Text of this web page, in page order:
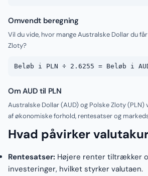
Omvendt beregning
Vil du vide, hvor mange Australske Dollar du
Zloty?
Beløb i PLN ÷ 2.6255 = Beløb i
Om AUD til PLN
Australske Dollar (AUD) og Polske Zloty (PLN)
af økonomiske forhold, rentesatser og
Hvad påvirker
Rentesatser: Højere renter tiltrækker
investeringer, hvilket styrker valutaen.